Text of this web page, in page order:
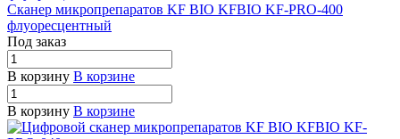
Сканер микропрепаратов KF BIO KFBIO KF-PRO-400
флуоресцентный
Под заказ
В корзину В корзине
В корзину В корзине